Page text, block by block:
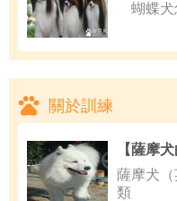
蝴蝶犬
關於訓練
薩摩犬
類